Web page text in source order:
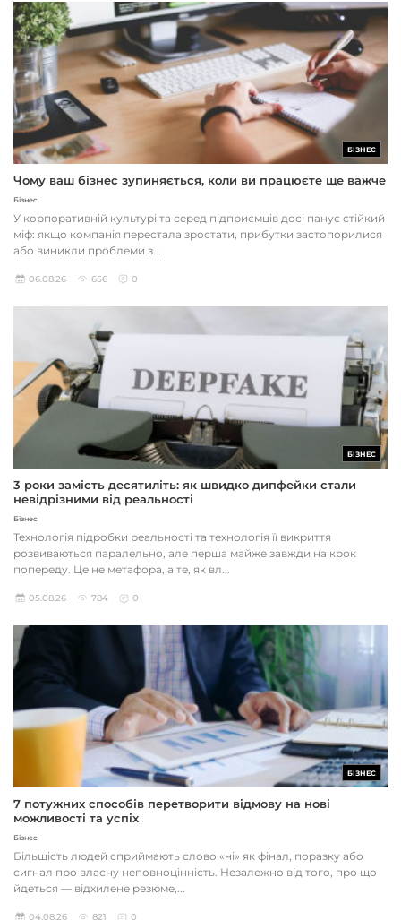
БІЗНЕС
Чому ваш бізнес зупиняється, коли ви працюєте ще важче
Бізнес
У корпоративній культурі та серед підприємців досі панує стійкий
міф: якщо компанія перестала зростати, прибутки застопорилися
або виникли проблеми з...
06.08.26 656 0
БІЗНЕС
3 роки замість десятиліть: як швидко дипфейки стали
невідрізними від реальності
Бізнес
Технологія підробки реальності та технологія її викриття
розвиваються паралельно, але перша майже завжди на крок
попереду. Це не метафора, а те, як вл...
05.08.26 784 0
БІЗНЕС
7 потужних способів перетворити відмову на нові
можливості та успіх
Бізнес
Більшість людей сприймають слово «ні» як фінал, поразку або
сигнал про власну неповноцінність. Незалежно від того, про що
йдеться — відхилене резюме,...
04.08.26 821 0